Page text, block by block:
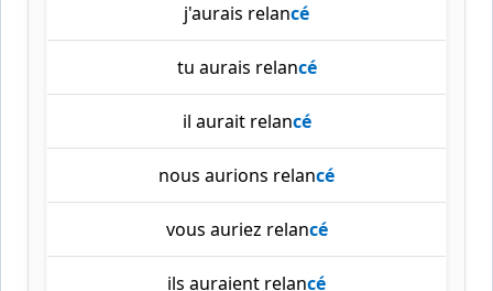
j'aurais relancé
tu aurais relancé
il aurait relancé
nous aurions relancé
vous auriez relancé
ils auraient relancé